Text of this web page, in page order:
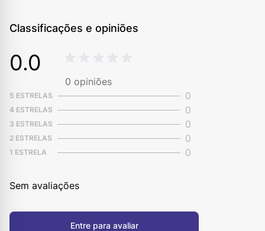
Classificações e opiniões
0.0
0 opiniões
5 ESTRELAS 0
4 ESTRELAS 0
3 ESTRELAS 0
2 ESTRELAS 0
1 ESTRELA 0
Sem avaliações
Entre para avaliar